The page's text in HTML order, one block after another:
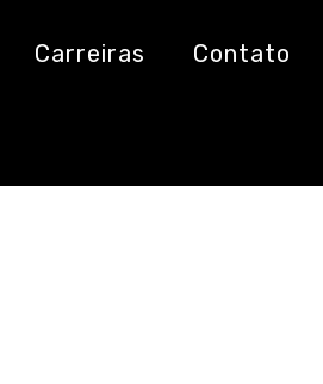
Carreiras Contato